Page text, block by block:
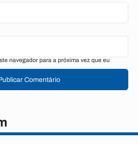
navegador para a próxima vez que eu
Comentário